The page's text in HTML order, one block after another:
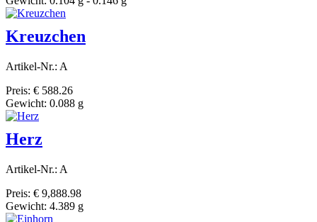
Kreuzchen
Artikel-Nr.: A
Preis: € 588.26
Gewicht: 0.088 g
Herz
Artikel-Nr.: A
Preis: € 9,888.98
Gewicht: 4.389 g